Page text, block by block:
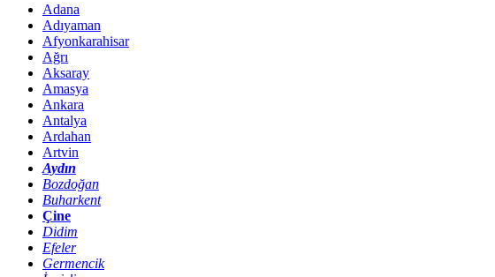
Adana
Adıyaman
Afyonkarahisar
Ağrı
Aksaray
Amasya
Ankara
Antalya
Ardahan
Artvin
Aydın
Bozdoğan
Buharkent
Çine
Didim
Efeler
Germencik